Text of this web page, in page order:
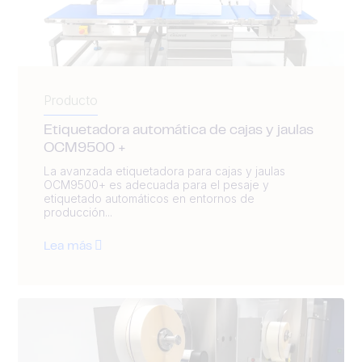
Producto
Etiquetadora automática de cajas y jaulas
OCM9500 +
La avanzada etiquetadora para cajas y jaulas
OCM9500+ es adecuada para el pesaje y
etiquetado automáticos en entornos de
producción...
Lea más